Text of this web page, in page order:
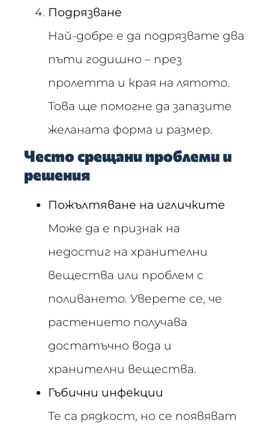
Подрязване
Най-добре е да подрязвате два
пъти годишно – през
пролетта и края на лятото.
Това ще помогне да запазите
желаната форма и размер.
Често срещани проблеми и
решения
Пожълтяване на игличките
Може да е признак на
недостиг на хранителни
вещества или проблем с
поливането. Уверете се, че
растението получава
достатъчно вода и
хранителни вещества.
Гъбични инфекции
Те са рядкост, но се появяват